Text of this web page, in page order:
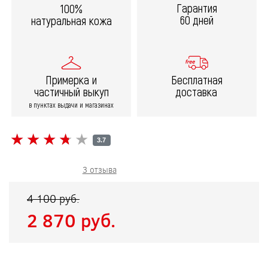
100%
натуральная кожа
Гарантия
60 дней
Примерка и
частичный выкуп
в пунктах выдачи и магазинах
Бесплатная
доставка
★ ★ ★ ★ ★
★ ★ ★ ★ ★ 3.7
3 отзыва
4 100 pуб.
2 870 pуб.